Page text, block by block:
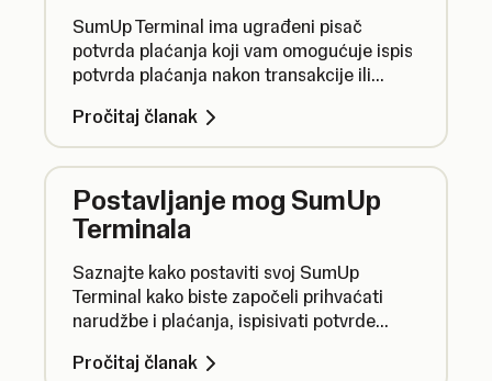
SumUp Terminal ima ugrađeni pisač
potvrda plaćanja koji vam omogućuje ispis
potvrda plaćanja nakon transakcije ili
Pročitaj članak
Postavljanje mog SumUp
Terminala
Saznajte kako postaviti svoj SumUp
Terminal kako biste započeli prihvaćati
narudžbe i plaćanja, ispisivati potvrde
računu.
Pročitaj članak